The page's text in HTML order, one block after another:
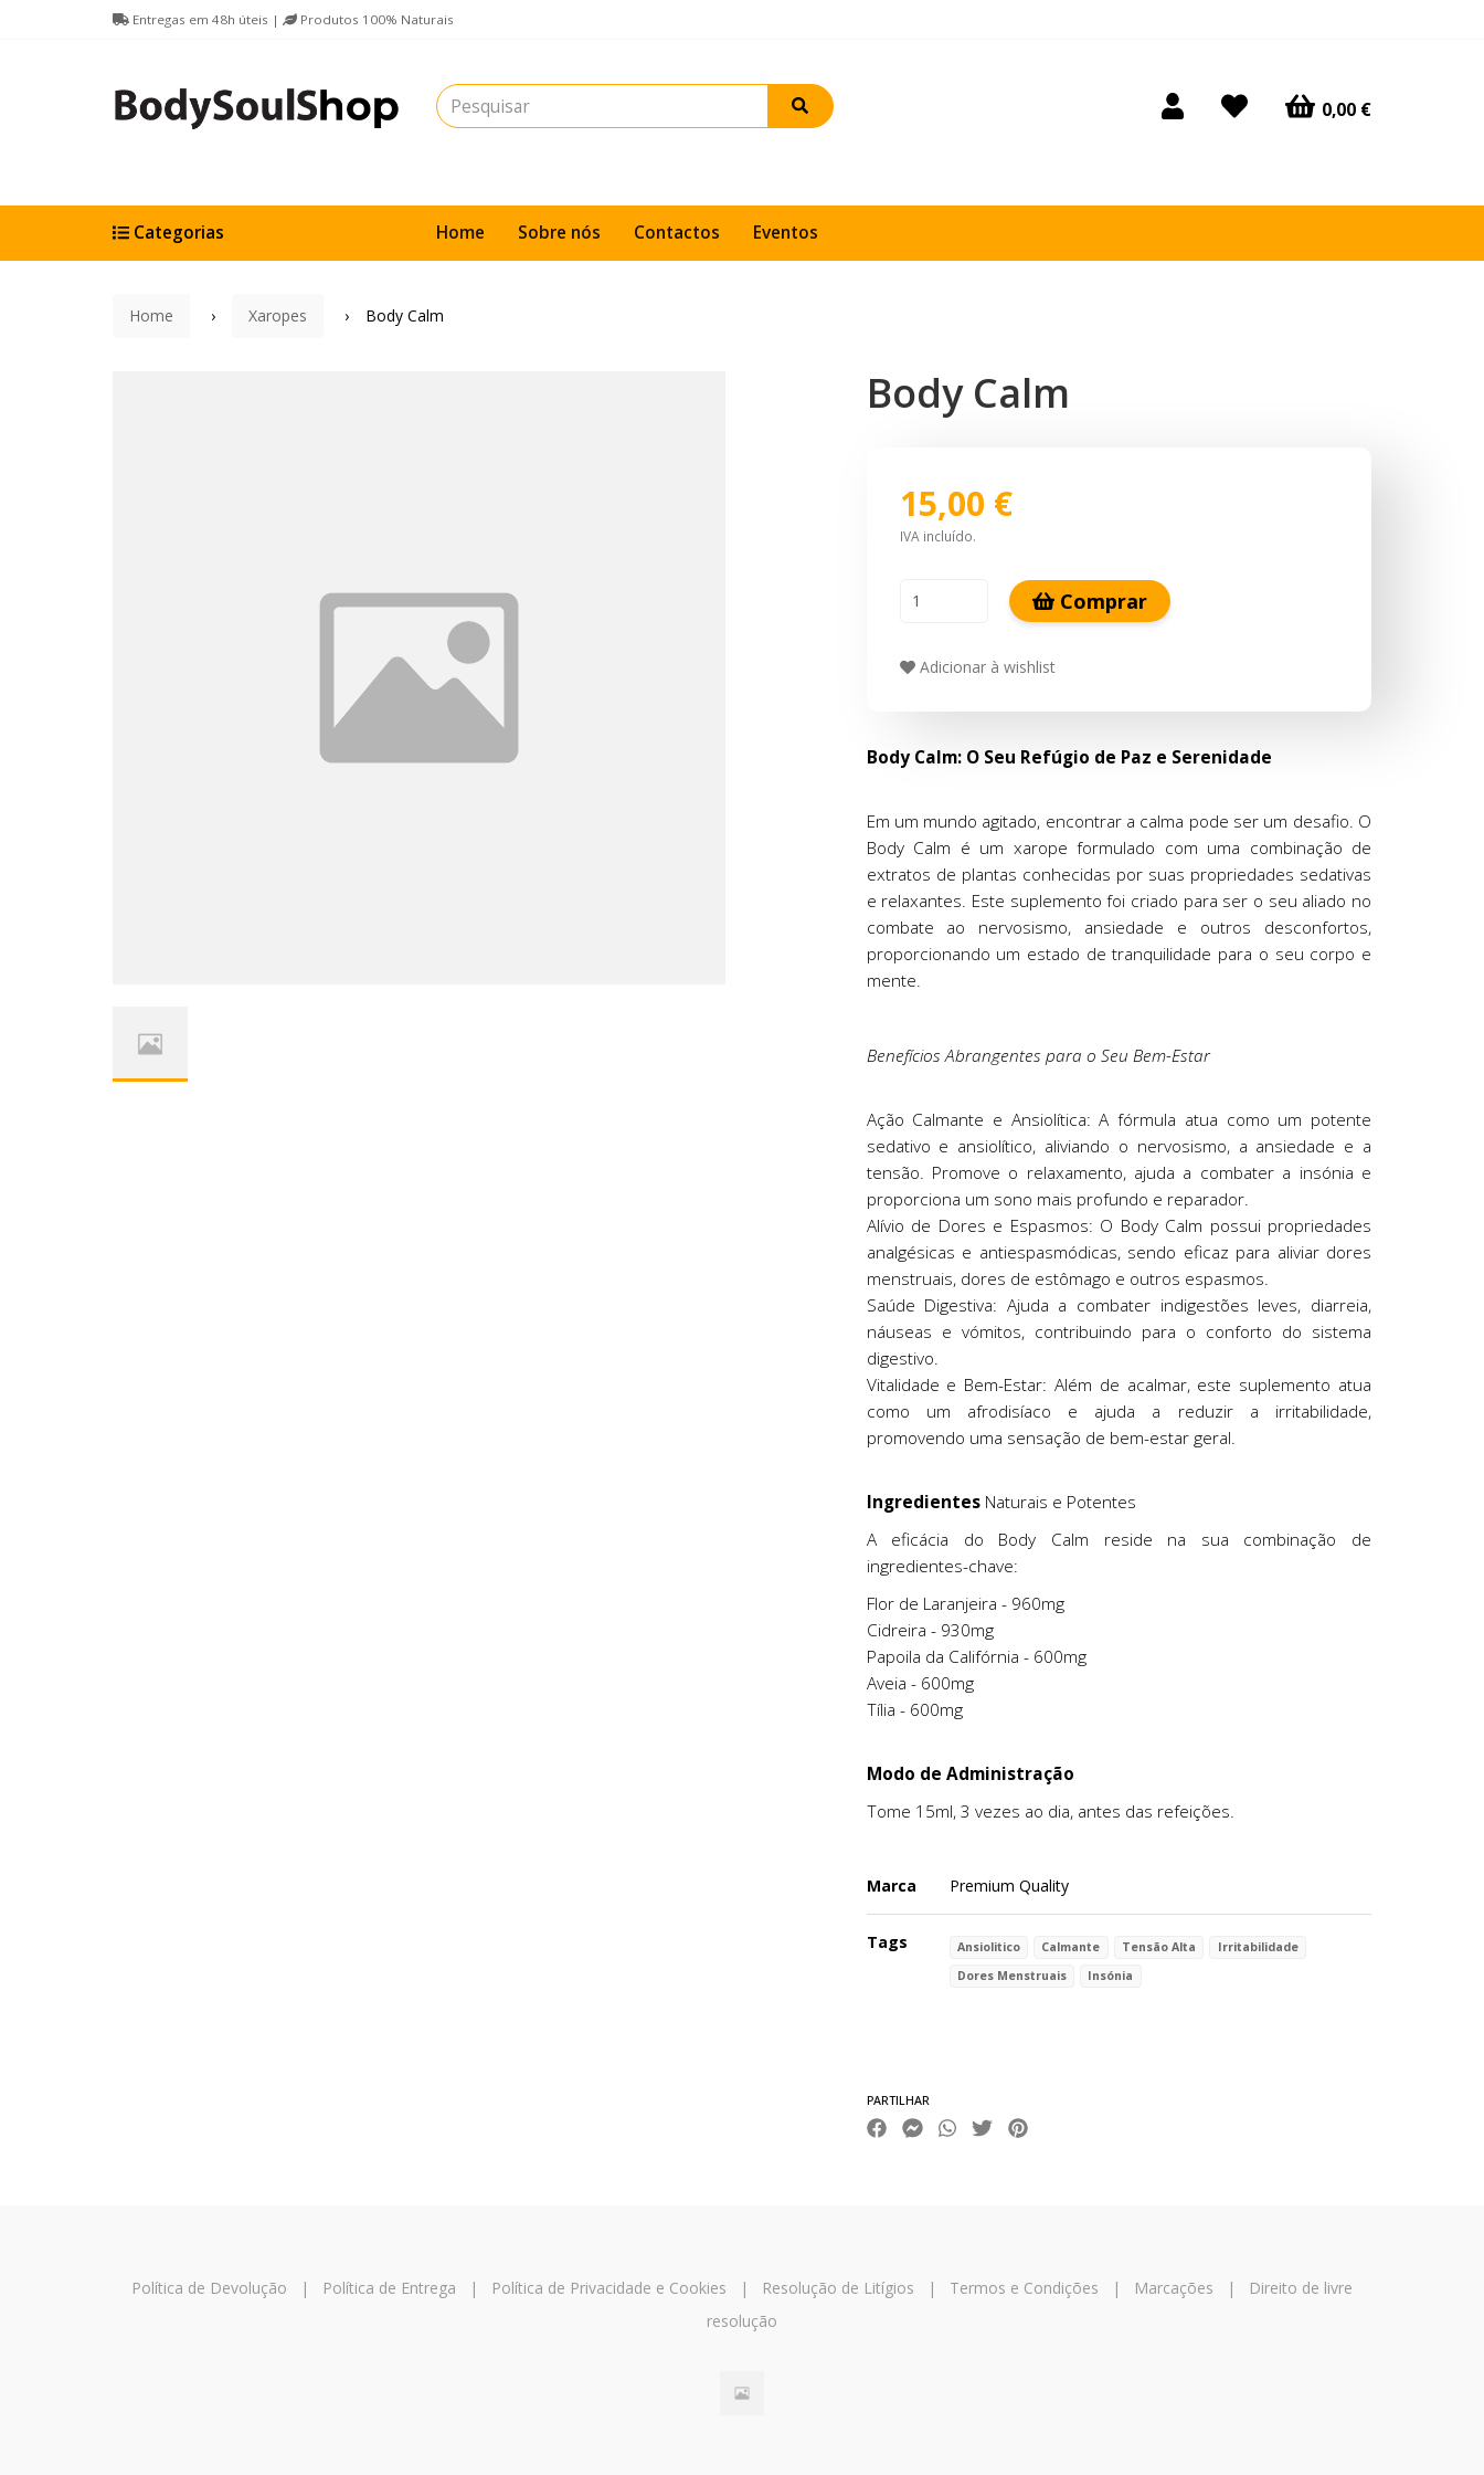
Entregas em 48h úteis | Produtos 100% Naturais
0,00 €
Home Sobre nós Contactos Eventos
Categorias
Home Xaropes Body Calm
Body Calm
15,00 €
IVA incluído.
Comprar
Adicionar à wishlist
Body Calm: O Seu Refúgio de Paz e Serenidade
Em um mundo agitado, encontrar a calma pode ser um desafio. O
Body Calm é um xarope formulado com uma combinação de
extratos de plantas conhecidas por suas propriedades sedativas
e relaxantes. Este suplemento foi criado para ser o seu aliado no
combate ao nervosismo, ansiedade e outros desconfortos,
proporcionando um estado de tranquilidade para o seu corpo e
mente.
Benefícios Abrangentes para o Seu Bem-Estar
Ação Calmante e Ansiolítica: A fórmula atua como um potente
sedativo e ansiolítico, aliviando o nervosismo, a ansiedade e a
tensão. Promove o relaxamento, ajuda a combater a insónia e
proporciona um sono mais profundo e reparador.
Alívio de Dores e Espasmos: O Body Calm possui propriedades
analgésicas e antiespasmódicas, sendo eficaz para aliviar dores
menstruais, dores de estômago e outros espasmos.
Saúde Digestiva: Ajuda a combater indigestões leves, diarreia,
náuseas e vómitos, contribuindo para o conforto do sistema
digestivo.
Vitalidade e Bem-Estar: Além de acalmar, este suplemento atua
como um afrodisíaco e ajuda a reduzir a irritabilidade,
promovendo uma sensação de bem-estar geral.
IngredientesNaturais e Potentes
A eficácia do Body Calm reside na sua combinação de
ingredientes-chave:
Flor de Laranjeira - 960mg
Cidreira - 930mg
Papoila da Califórnia - 600mg
Aveia - 600mg
Tília - 600mg
Modo de Administração
Tome 15ml, 3 vezes ao dia, antes das refeições.
Marca Premium Quality
Tags Ansiolitico Calmante Tensão Alta
Irritabilidade
Dores Menstruais
Insónia
PARTILHAR
Política de Devolução | Política de Entrega | Política de Privacidade e Cookies | Resolução de Litígios | Termos e Condições | Marcações |
Direito de livre
resolução